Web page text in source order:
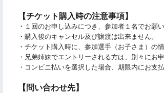
【チケット購入時の注意事項】
・１回のお申し込みにつき、参加者１名でお願い
・購入後のキャンセル及び譲渡は出来ません。
・チケット購入時に、参加選手（お子さま）の
・兄弟姉妹でエントリーされる方は、別々にお
・コンビニ払いを選択した場合、期限内にお支
【問い合わせ先】